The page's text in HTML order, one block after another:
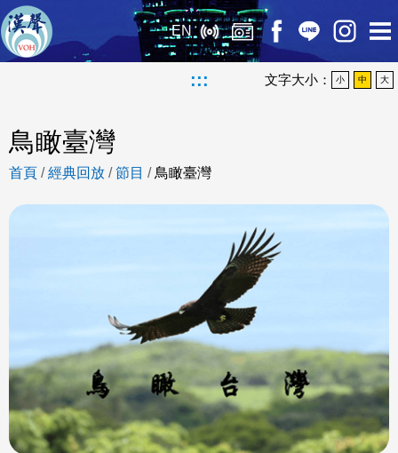
EN
::: 文字大小： 小 中 大
鳥瞰臺灣
首頁 /經典回放 /節目 / 鳥瞰臺灣